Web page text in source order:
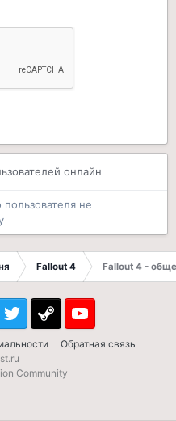
онлайн
не
Fallout 4 Fallout 4 -
Обратная связь
Twitter Steam Youtube
Community